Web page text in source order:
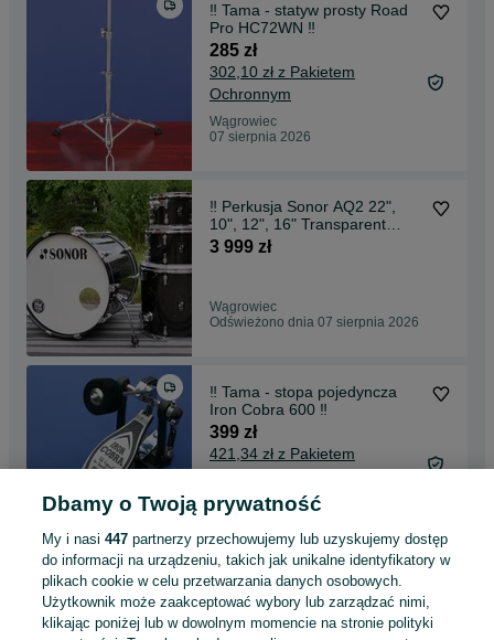
‼️ Tama - statyw prosty Road
Pro HC72WN ‼️
285 zł
302,10 zł z Pakietem
Ochronnym
Wągrowiec
07 sierpnia 2026
‼️ Perkusja Sonor AQ2 22",
10", 12", 16" Transparent
Black ‼️
3 999 zł
Wągrowiec
Odświeżono dnia 07 sierpnia 2026
‼️ Tama - stopa pojedyncza
Iron Cobra 600 ‼️
399 zł
421,34 zł z Pakietem
Wągrowiec
07 sierpnia 2026
‼️ Tama - stopa pojedyncza
HP-200 NOWA ‼️
399 zł
Dbamy o Twoją prywatność
My i nasi447 partnerzy przechowujemy lub uzyskujemy dostęp
do informacji na urządzeniu, takich jak unikalne identyfikatory w
plikach cookie w celu przetwarzania danych osobowych.
Użytkownik może zaakceptować wybory lub zarządzać nimi,
klikając poniżej lub w dowolnym momencie na stronie polityki